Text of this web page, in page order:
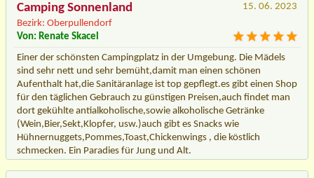
Camping Sonnenland
Bezirk: Oberpullendorf
15. 06. 2023
Von: Renate Skacel
Einer der schönsten Campingplatz in der Umgebung. Die Mädels
sind sehr nett und sehr bemüht,damit man einen schönen
Aufenthalt hat,die Sanitäranlage ist top gepflegt.es gibt einen Shop
für den täglichen Gebrauch zu günstigen Preisen,auch findet man
dort gekühlte antialkoholische,sowie alkoholische Getränke
(Wein,Bier,Sekt,Klopfer, usw.)auch gibt es Snacks wie
Hühnernuggets,Pommes,Toast,Chickenwings , die köstlich
schmecken. Ein Paradies für Jung und Alt.